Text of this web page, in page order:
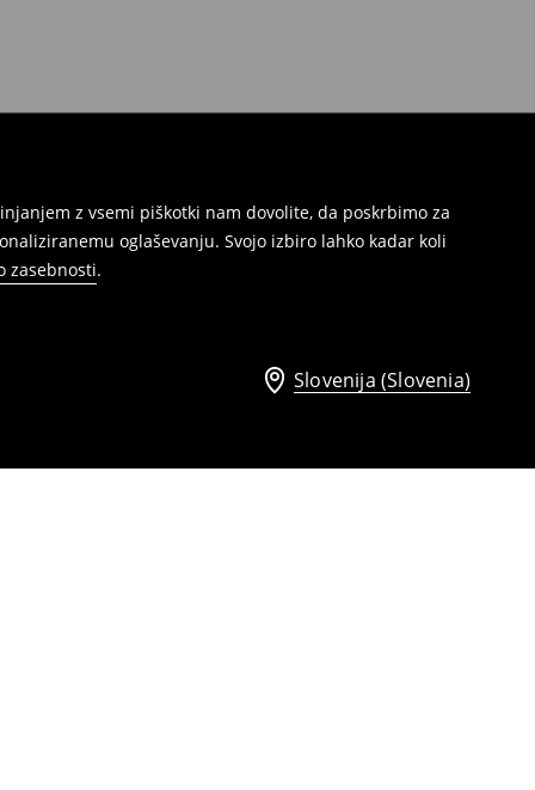
z vsemi piškotki nam dovolite, da poskrbimo za
oglaševanju. Svojo izbiro lahko kadar koli
zasebnosti.
Slovenija (Slovenia)